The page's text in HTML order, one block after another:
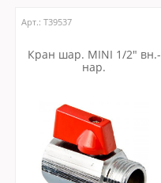
Арт.: Т39537
Кран шар. MINI 1/2" вн.-
нар.